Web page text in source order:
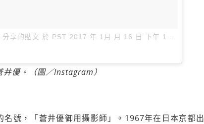
享的貼文 於 PST 2017 年 1月 月 16 日 下午 10:18
優。（圖／Instagram）
號，「蒼井優御用攝影師」。1967年在日本京都出